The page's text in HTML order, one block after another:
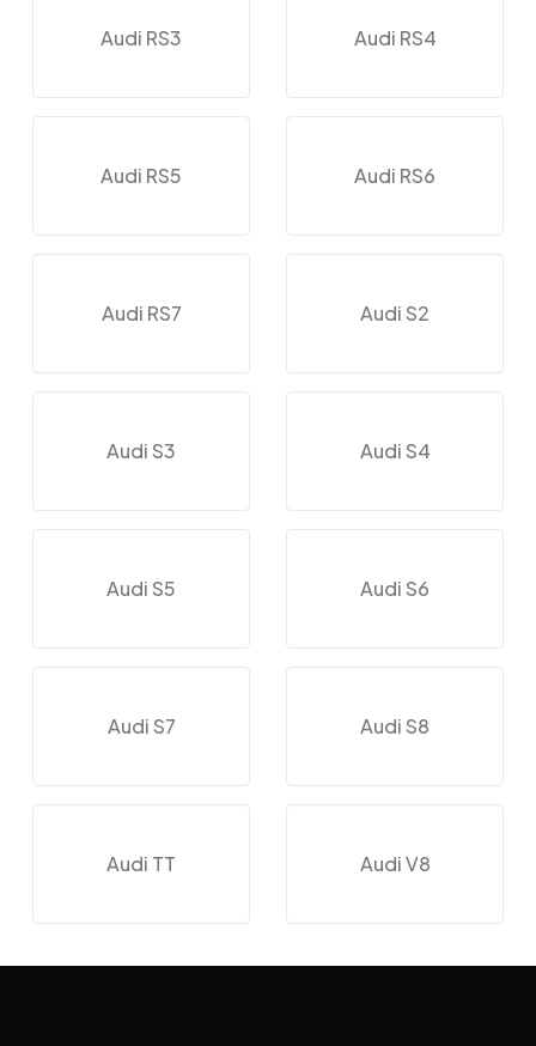
Audi RS3 Audi RS4
Audi RS5 Audi RS6
Audi RS7 Audi S2
Audi S3 Audi S4
Audi S5 Audi S6
Audi S7 Audi S8
Audi TT Audi V8